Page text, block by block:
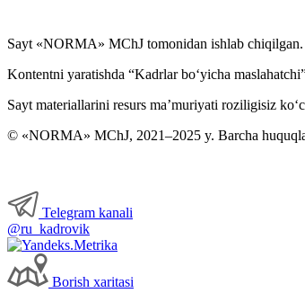
Sayt «NORMA» MChJ tomonidan ishlab chiqilgan.
Kontentni yaratishda “Kadrlar boʻyicha
Sayt materiallarini resurs ma’muriyati roziligisiz
© «NORMA» MChJ, 2021–2025 y. Barcha
Telegram kanali
@ru_kadrovik
Borish хaritasi